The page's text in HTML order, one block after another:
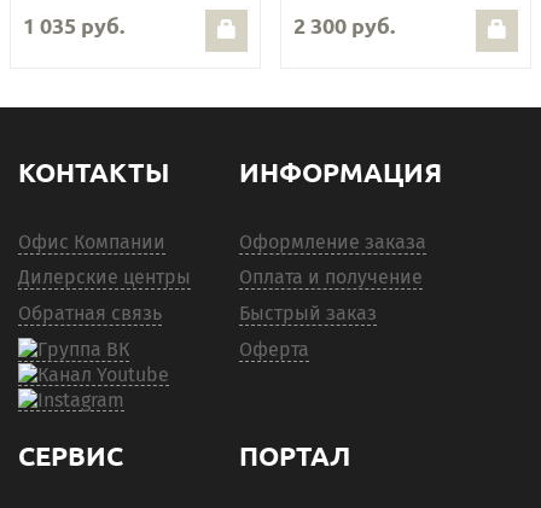
1 035 руб. 2 300 руб.
КОНТАКТЫ
Офис Компании
Дилерские центры
Обратная связь
ИНФОРМАЦИЯ
Оформление заказа
Оплата и получение
Быстрый заказ
Оферта
СЕРВИС ПОРТАЛ